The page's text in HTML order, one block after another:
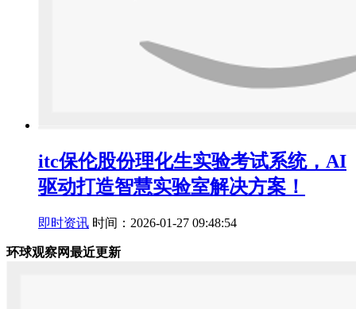
itc保伦股份理化生实验考试系统，AI
驱动打造智慧实验室解决方案！
即时资讯 时间：2026-01-27 09:48:54
环球观察网最近更新